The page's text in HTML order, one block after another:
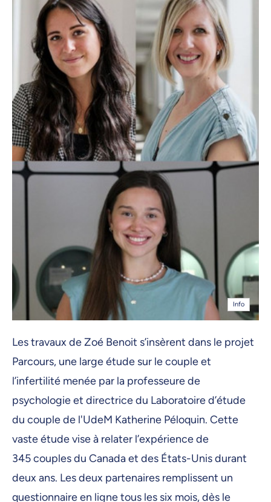
Info
Les travaux de Zoé Benoit s’insèrent dans le projet
Parcours, une large étude sur le couple et
l’infertilité menée par la professeure de
psychologie et directrice du Laboratoire d’étude
du couple de l'UdeM Katherine Péloquin. Cette
vaste étude vise à relater l’expérience de
345 couples du Canada et des États-Unis durant
deux ans. Les deux partenaires remplissent un
questionnaire en ligne tous les six mois, dès le